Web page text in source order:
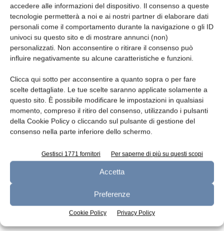
accedere alle informazioni del dispositivo. Il consenso a queste
tecnologie permetterà a noi e ai nostri partner di elaborare dati
personali come il comportamento durante la navigazione o gli ID
univoci su questo sito e di mostrare annunci (non)
personalizzati. Non acconsentire o ritirare il consenso può
influire negativamente su alcune caratteristiche e funzioni.
Clicca qui sotto per acconsentire a quanto sopra o per fare
scelte dettagliate. Le tue scelte saranno applicate solamente a
questo sito. È possibile modificare le impostazioni in qualsiasi
momento, compreso il ritiro del consenso, utilizzando i pulsanti
della Cookie Policy o cliccando sul pulsante di gestione del
consenso nella parte inferiore dello schermo.
Gestisci 1771 fornitori Per saperne di più su questi scopi
Accetta
Preferenze
Cookie Policy Privacy Policy
Leggi la rivista
n.7 - Luglio 2026 n.6 - Giugno 2026